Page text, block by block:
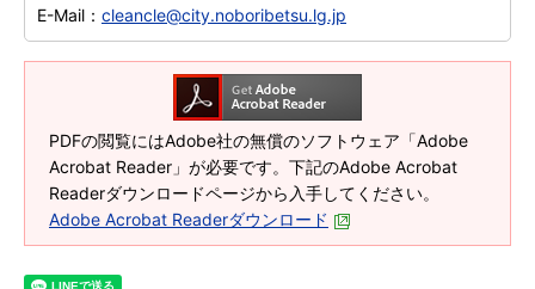
E-Mail： cleancle@city.noboribetsu.lg.jp
PDFの閲覧にはAdobe社の無償のソフトウェア「Adobe
Acrobat Reader」が必要です。下記のAdobe Acrobat
Readerダウンロードページから入手してください。
Adobe Acrobat Readerダウンロード